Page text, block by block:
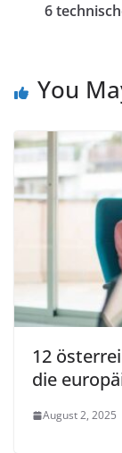
6
You
12
die
August 2, 2025